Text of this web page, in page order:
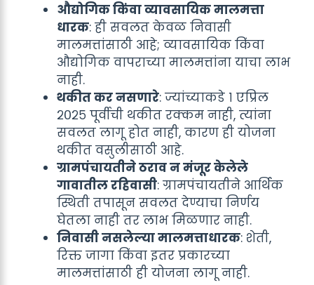
औद्योगिक किंवा व्यावसायिक मालमत्ता
धारक: ही सवलत केवळ निवासी
मालमत्तांसाठी आहे; व्यावसायिक किंवा
औद्योगिक वापराच्या मालमत्तांना याचा लाभ
नाही.
थकीत कर नसणारे: ज्यांच्याकडे १ एप्रिल
२०२५ पूर्वीची थकीत रक्कम नाही, त्यांना
सवलत लागू होत नाही, कारण ही योजना
थकीत वसुलीसाठी आहे.
ग्रामपंचायतीने ठराव न मंजूर केलेले
गावातील रहिवासी: ग्रामपंचायतीने आर्थिक
स्थिती तपासून सवलत देण्याचा निर्णय
घेतला नाही तर लाभ मिळणार नाही.
निवासी नसलेल्या मालमत्ताधारक: शेती,
रिक्त जागा किंवा इतर प्रकारच्या
मालमत्तांसाठी ही योजना लागू नाही.